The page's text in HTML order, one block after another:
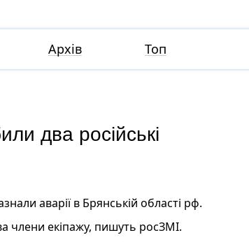
Архів Топ
два російські
аварії в Брянській області рф.
члени екіпажу, пишуть росЗМІ.